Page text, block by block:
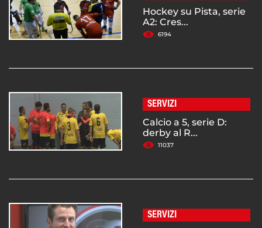
Hockey su Pista, serie
A2: Cres...
6194
SERVIZI
Calcio a 5, serie D:
derby al R...
11037
SERVIZI